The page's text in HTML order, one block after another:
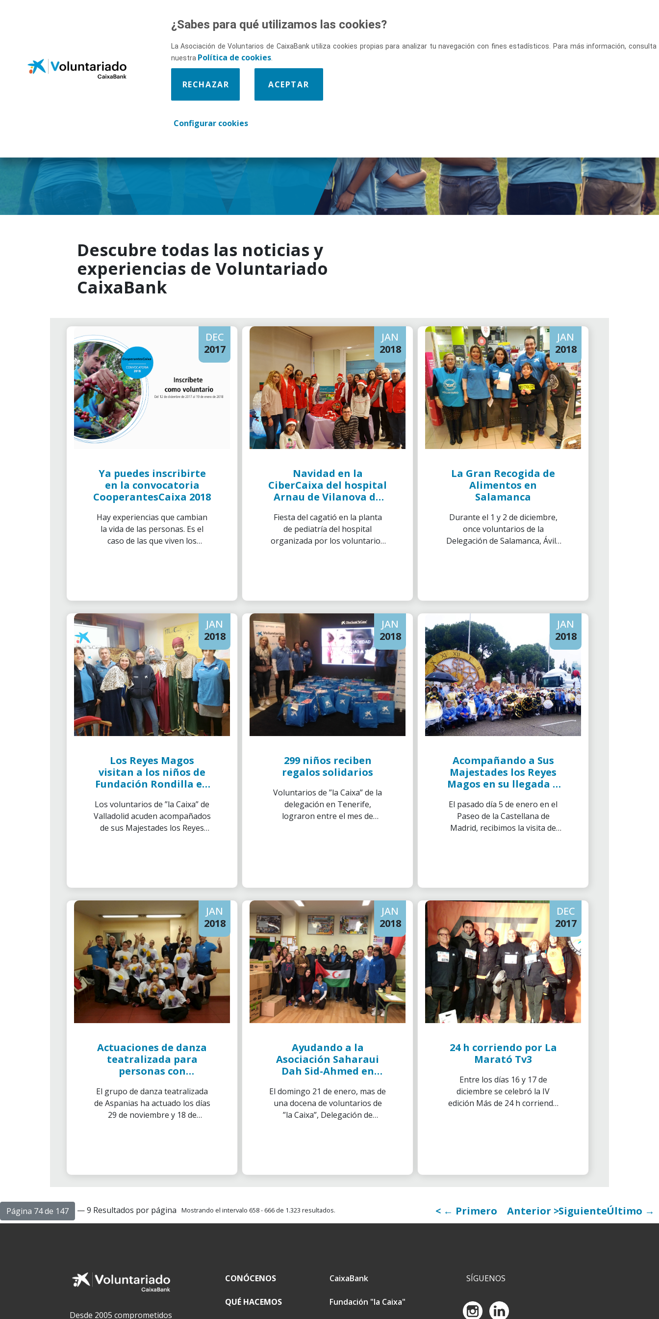
Descúbrenos
Descubre todas las noticias y
experiencias de Voluntariado
CaixaBank
DEC
2017
Ya puedes inscribirte
en la convocatoria
CooperantesCaixa 2018
Hay experiencias que cambian
la vida de las personas. Es el
caso de las que viven los
durante sus vacaciones.
JAN
2018
Navidad en la
CiberCaixa del hospital
Arnau de Vilanova de
Fiesta del cagatió en la planta
de pediatría del hospital
organizada por los voluntarios
JAN
2018
La Gran Recogida de
Alimentos en
Salamanca
Durante el 1 y 2 de diciembre,
once voluntarios de la
Delegación de Salamanca, Ávila
JAN
2018
Los Reyes Magos
visitan a los niños de
Fundación Rondilla en
Los voluntarios de ”la Caixa” de
Valladolid acuden acompañados
de sus Majestades los Reyes
JAN
2018
299 niños reciben
regalos solidarios
Voluntarios de ”la Caixa” de la
delegación en Tenerife,
lograron entre el mes de
JAN
2018
Acompañando a Sus
Majestades los Reyes
Magos en su llegada a
El pasado día 5 de enero en el
Paseo de la Castellana de
Madrid, recibimos la visita de
pequeños.
JAN
2018
Actuaciones de danza
teatralizada para
personas con
intelectual
El grupo de danza teatralizada
de Aspanias ha actuado los días
29 de noviembre y 18 de
”la Caixa” de Burgos y Soria.
JAN
2018
Ayudando a la
Asociación Saharaui
Dah Sid-Ahmed en
El domingo 21 de enero, mas de
una docena de voluntarios de
”la Caixa”, Delegación de
DEC
2017
24 h corriendo por La
Marató Tv3
Entre los días 16 y 17 de
diciembre se celebró la IV
edición Más de 24 h corriendo
Página 74 de 147 — 9 Resultados por página Mostrando el intervalo 658 - 666 de 1.323 resultados. ← Primero Anterior SiguienteÚltimo →
Desde 2005 comprometidos
CONÓCENOS
QUÉ HACEMOS
CaixaBank
Fundación "la Caixa"
SÍGUENOS
¿Sabes para qué utilizamos las cookies?
La Asociación de Voluntarios de CaixaBank utiliza cookies propias para analizar tu navegación con fines estadísticos. Para más información, consulta
nuestra Política de cookies.
RECHAZAR ACEPTAR
Configurar cookies